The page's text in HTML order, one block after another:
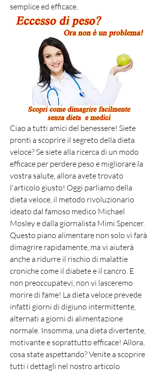
semplice ed efficace.
Ciao a tutti amici del benessere! Siete
pronti a scoprire il segreto della dieta
veloce? Se siete alla ricerca di un modo
efficace per perdere peso e migliorare la
vostra salute, allora avete trovato
l'articolo giusto! Oggi parliamo della
dieta veloce, il metodo rivoluzionario
ideato dal famoso medico Michael
Mosley e dalla giornalista Mimi Spencer.
Questo piano alimentare non solo vi farà
dimagrire rapidamente, ma vi aiuterà
anche a ridurre il rischio di malattie
croniche come il diabete e il cancro. E
non preoccupatevi, non vi lasceremo
morire di fame! La dieta veloce prevede
infatti giorni di digiuno intermittente,
alternati a giorni di alimentazione
normale. Insomma, una dieta divertente,
motivante e soprattutto efficace! Allora,
cosa state aspettando? Venite a scoprire
tutti i dettagli nel nostro articolo